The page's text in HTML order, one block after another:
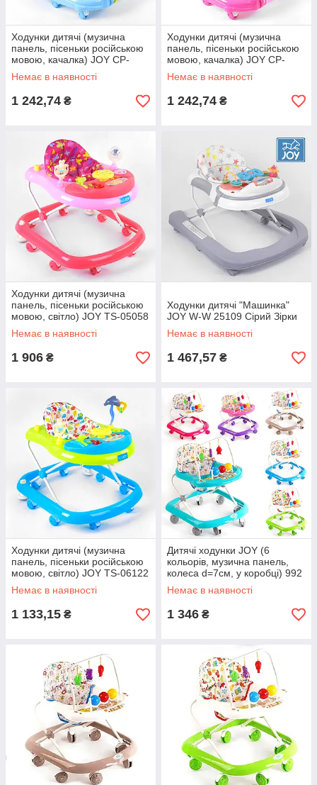
Ходунки дитячі (музична
панель, пісеньки російською
мовою, качалка) JOY CP-
12388
Немає в наявності
1 242,74 ₴
Ходунки дитячі (музична
панель, пісеньки російською
мовою, качалка) JOY CP-
10477 Рожевий
Немає в наявності
1 242,74 ₴
Ходунки дитячі (музична
панель, пісеньки російською
мовою, світло) JOY TS-05058
Рожевий
Немає в наявності
1 906 ₴
Ходунки дитячі "Машинка"
JOY W-W 25109 Сірий Зірки
Немає в наявності
1 467,57 ₴
Ходунки дитячі (музична
панель, пісеньки російською
мовою, світло) JOY TS-06122
Зелено-блакитний
Немає в наявності
1 133,15 ₴
Дитячі ходунки JOY (6
кольорів, музична панель,
колеса d=7см, у коробці) 992
Немає в наявності
1 346 ₴